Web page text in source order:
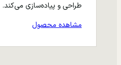
طراحی و پیاده‌سازی می‌کند.
مشاهده محصول